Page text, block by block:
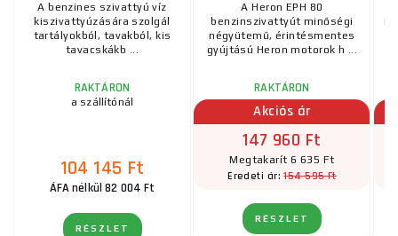
A benzines szivattyú víz
kiszivattyúzására szolgál
tartályokból, tavakból, kis
tavacskákb ...
RAKTÁRON
a szállítónál
104 145 Ft
ÁFA nélkül 82 004 Ft
RÉSZLET
A Heron EPH 80
benzinszivattyút minőségi
négyütemű, érintésmentes
gyújtású Heron motorok h ...
RAKTÁRON
Akciós ár
147 960 Ft
Megtakarít 6 635 Ft
Eredeti ár:154 595 Ft
RÉSZLET